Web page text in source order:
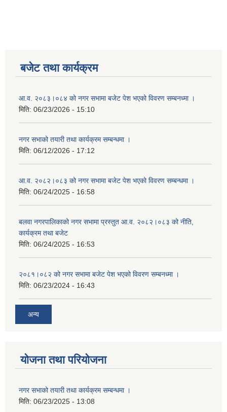
बजेट तथा कार्यक्रम
आ.व. २०८३।०८४ को नगर सभामा बजेट पेश भएको विवरण सम्बनध्मा ।
मिति: 06/23/2026 - 15:10
नगर सभाको तयारी तथा कार्यक्रम सम्बन्धमा ।
मिति: 06/12/2026 - 17:12
आ.व. २०८२।०८३ को नगर सभामा बजेट पेश भएको विवरण सम्बन्धमा ।
मिति: 06/24/2025 - 16:58
बलवा नगरपालिकाको नगर सभामा प्रस्तुत आ.व. २०८२।०८३ को नीति,
कार्यक्रम तथा बजेट
मिति: 06/24/2025 - 16:53
२०८१।०८२ को नगर सभामा बजेट पेश भएको विवरण सम्बनध्मा ।
मिति: 06/23/2024 - 16:43
अन्य
योजना तथा परियोजना
नगर सभाको तयारी तथा कार्यक्रम सम्बन्धमा ।
मिति: 06/23/2025 - 13:08